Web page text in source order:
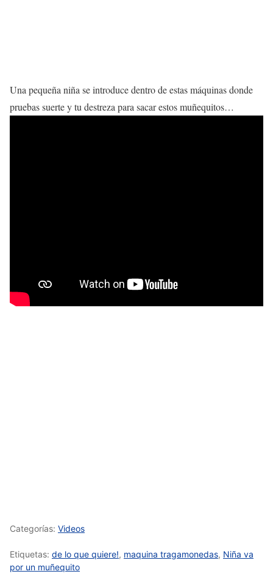
Una pequeña niña se introduce dentro de estas máquinas donde
pruebas suerte y tu destreza para sacar estos muñequitos…
Categorías: Videos
Etiquetas: de lo que quiere!, maquina tragamonedas, Niña va
por un muñequito